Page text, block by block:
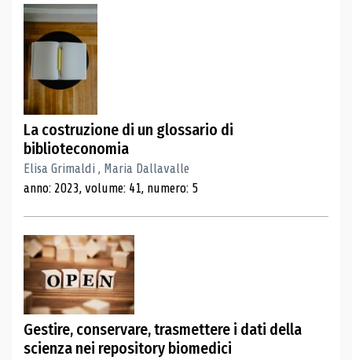
La costruzione di un glossario di
biblioteconomia
Elisa Grimaldi , Maria Dallavalle
anno: 2023, volume: 41, numero: 5
Gestire, conservare, trasmettere i dati della
scienza nei repository biomedici